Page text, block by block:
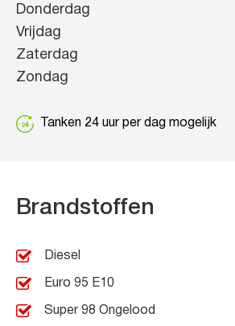
Donderdag
Vrijdag
Zaterdag
Zondag
Tanken 24 uur per dag mogelijk
Brandstoffen
Diesel
Euro 95 E10
Super 98 Ongelood